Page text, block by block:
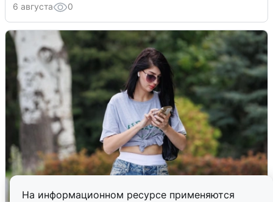
На информационном ресурсе применяются
6 августа 0